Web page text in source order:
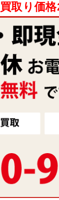
買取り価